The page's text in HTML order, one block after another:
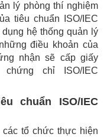
lý phòng thí nghiệm
tiêu chuẩn ISO/IEC
hệ thống quản lý
điều khoản của
nhận sẽ cấp giấy
chỉ ISO/IEC
chuẩn ISO/IEC
tổ chức thực hiện